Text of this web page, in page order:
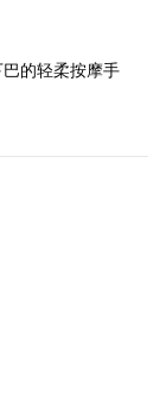
的轻柔按摩手